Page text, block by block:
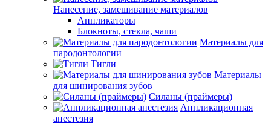
Нанесение, замешивание материалов
Аппликаторы
Блокноты, стекла, чаши
Материалы для
пародонтологии
Тигли
Материалы
для шинирования зубов
Силаны (праймеры)
Аппликационная
анестезия